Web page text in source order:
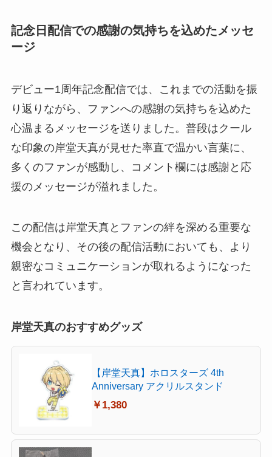
記念日配信での感謝の気持ちを込めたメッセ
ージ
デビュー1周年記念配信では、これまでの活動を振
り返りながら、ファンへの感謝の気持ちを込めた
心温まるメッセージを送りました。普段はクール
な印象の岸堂天真が見せた率直で温かい言葉に、
多くのファンが感動し、コメント欄には感謝と応
援のメッセージが溢れました。
この配信は岸堂天真とファンの絆を深める重要な
機会となり、その後の配信活動においても、より
親密なコミュニケーションが取れるようになった
と言われています。
岸堂天真のおすすめグッズ
【岸堂天真】ホロスターズ 4th
Anniversary アクリルスタンド
￥1,380